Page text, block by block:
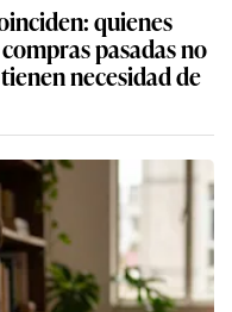
quienes
pasadas no
necesidad de